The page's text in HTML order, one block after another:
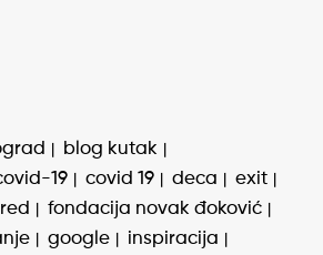
blog kutak
19 covid 19 deca
exit
fondacija novak đoković
google
inspiracija